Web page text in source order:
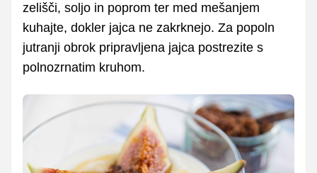
zelišči, soljo in poprom ter med mešanjem
kuhajte, dokler jajca ne zakrknejo. Za popoln
jutranji obrok pripravljena jajca postrezite s
polnozrnatim kruhom.